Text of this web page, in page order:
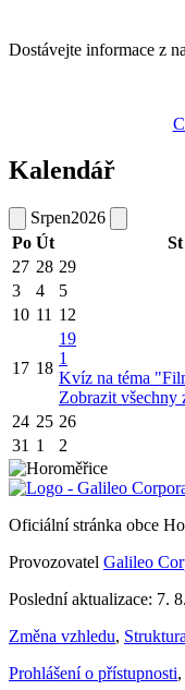
Dostávejte informace z
Kalendář
Srpen2026
Po Út St
27 28 29
3
4 5
10 11 12
17 18
19
1
Kvíz na téma
Zobrazit všechny
24 25 26
31 1 2
Oficiální stránka obce
Provozovatel Galileo
Poslední aktualizace: 7.
Změna vzhledu,
Prohlášení o přístupnosti,